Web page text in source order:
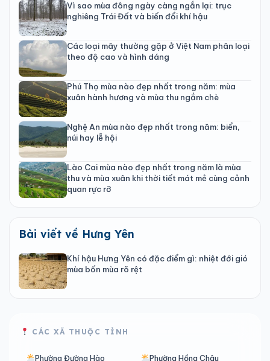
Vì sao mùa đông ngày càng ngắn lại: trục
nghiêng Trái Đất và biến đổi khí hậu
Các loại mây thường gặp ở Việt Nam phân loại
theo độ cao và hình dáng
Phú Thọ mùa nào đẹp nhất trong năm: mùa
xuân hành hương và mùa thu ngắm chè
Nghệ An mùa nào đẹp nhất trong năm: biển,
núi hay lễ hội
Lào Cai mùa nào đẹp nhất trong năm là mùa
thu và mùa xuân khi thời tiết mát mẻ cùng cảnh
quan rực rỡ
Bài viết về Hưng Yên
Khí hậu Hưng Yên có đặc điểm gì: nhiệt đới gió
mùa bốn mùa rõ rệt
CÁC XÃ THUỘC TỈNH
Phường Đường Hào Phường Hồng Châu